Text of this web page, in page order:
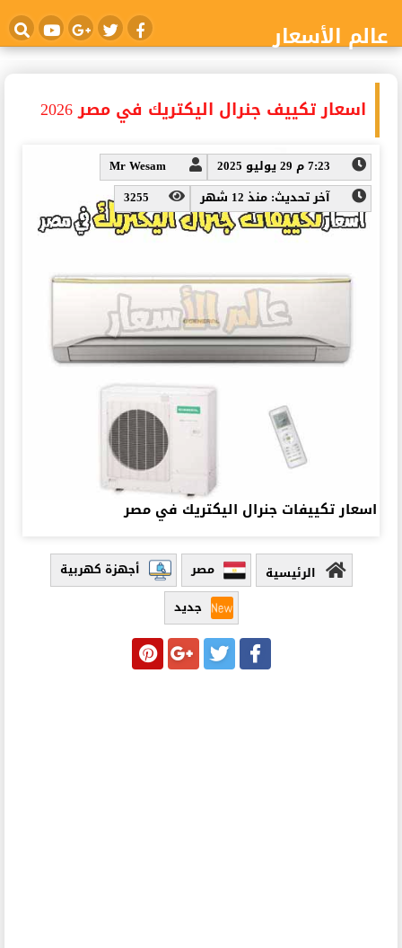
عالم الأسعار
اسعار تكييف جنرال اليكتريك في مصر 2026
7:23 م 29 يوليو 2025
Mr Wesam
آخر تحديث: منذ 12 شهر
3255
اسعار تكييفات جنرال اليكتريك في مصر
الرئيسية مصر
أجهزة كهربية
جديد